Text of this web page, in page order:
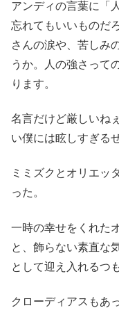
アンディの言葉に「
忘れてもいいものだ
さんの涙や、苦しみ
うか。人の強さって
ります。
名言だけど厳しいね
い僕には眩しすぎる
ミミズクとオリエッ
った。
一時の幸せをくれた
と、飾らない素直な
として迎え入れるつ
クローディアスもあ